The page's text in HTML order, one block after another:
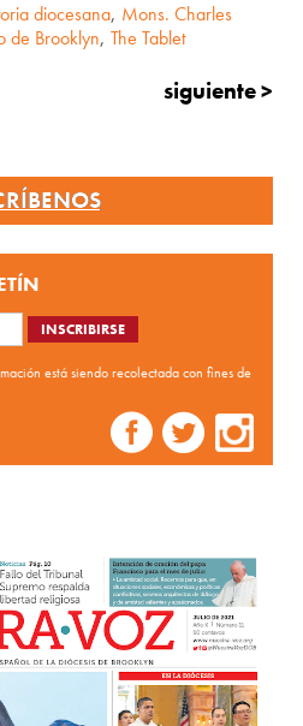
diocesana, Mons. Charles
de Brooklyn, The Tablet
siguiente >
está siendo recolectada con fines de